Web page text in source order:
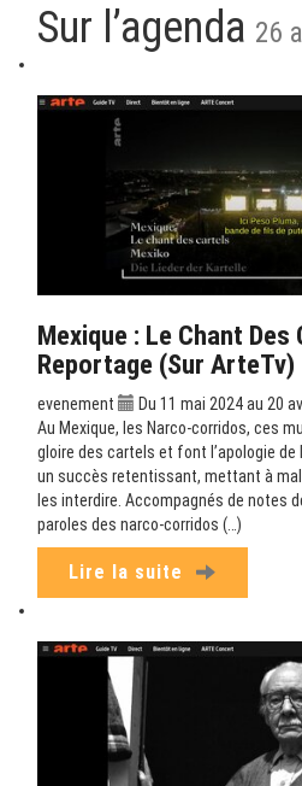
Sur l’agenda 26
Mexique : Le Chant Des
Reportage (sur ArteTv)
evenement
Du 11 mai 2024 au 20
Au Mexique, les Narco-corridos, ces
gloire des cartels et font l’apologie
un succès retentissant, mettant à
les interdire. Accompagnés de notes
paroles des narco-corridos (…)
Lire la suite